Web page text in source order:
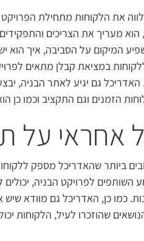
את הלקוחות מתחילת
מעריך את הצריכים
המיקום על הסביבה, איך הוא
במציאת קבלן מתאים
האדריכל גם יגיע לאתר הבניה,
הזמנים וגם התקציב וכמו כן
אחראי על
ביותר שהאדריכל מספק
השותפים לפרויקט הבניה,
כמו כן, האדריכל גם מוודא
שהוזכרו לעיל, הלקוחות